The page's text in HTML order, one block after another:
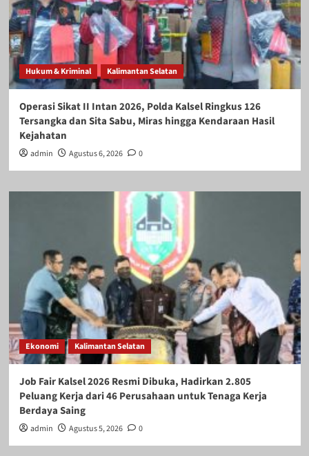
Hukum & Kriminal Kalimantan Selatan
Operasi Sikat II Intan 2026, Polda Kalsel Ringkus 126
Tersangka dan Sita Sabu, Miras hingga Kendaraan Hasil
Kejahatan
admin Agustus 6, 2026 0
Ekonomi Kalimantan Selatan
Job Fair Kalsel 2026 Resmi Dibuka, Hadirkan 2.805
Peluang Kerja dari 46 Perusahaan untuk Tenaga Kerja
Berdaya Saing
admin Agustus 5, 2026 0